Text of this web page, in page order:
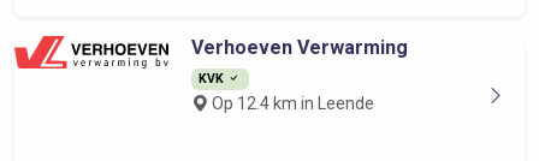
Verhoeven Verwarming
KVK
Op 12.4 km in Leende